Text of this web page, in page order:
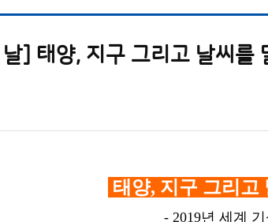
] 태양, 지구 그리고 날씨를
태양, 지구 그리고
- 2019년 세계